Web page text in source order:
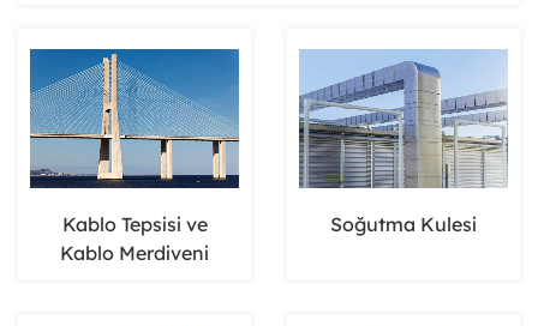
Kablo Tepsisi ve
Kablo Merdiveni
Soğutma Kulesi